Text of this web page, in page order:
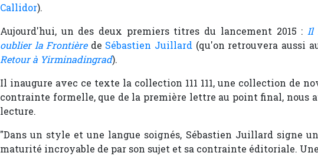
Callidor).
Aujourd'hui, un des deux premiers titres du lancement 2015 : Il
oublier la Frontièrede Sébastien Juillard (qu'on retrouvera aussi
Retour à Yirminadingrad).
Il inaugure avec ce texte la collection 111 111, une collection de
contrainte formelle, que de la première lettre au point final, nous
lecture.
"Dans un style et une langue soignés, Sébastien Juillard signe
maturité incroyable de par son sujet et sa contrainte éditoriale.